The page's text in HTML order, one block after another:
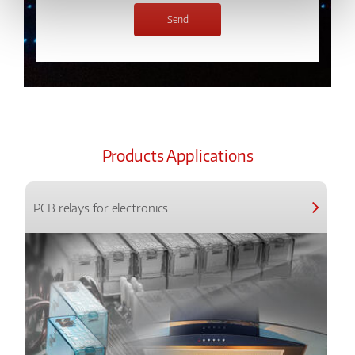
Products Applications
PCB relays for electronics